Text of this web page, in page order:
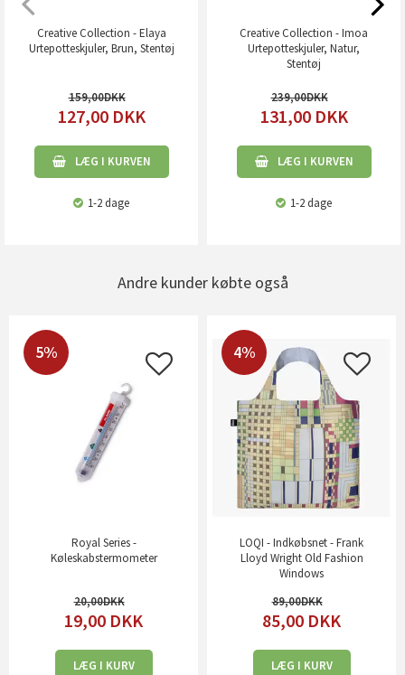
Creative Collection - Elaya
Urtepotteskjuler, Brun, Stentøj
159,00
127,00 DKK
LÆG I KURVEN
1-2 dage
Creative Collection - Imoa
Urtepotteskjuler, Natur,
Stentøj
239,00
131,00 DKK
LÆG I KURVEN
1-2 dage
Andre kunder købte også
5%
Royal Series -
Køleskabstermometer
20,00
19,00 DKK
LÆG I KURV
4%
LOQI - Indkøbsnet - Frank
Lloyd Wright Old Fashion
Windows
89,00
85,00 DKK
LÆG I KURV